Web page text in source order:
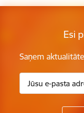
Esi
Saņem